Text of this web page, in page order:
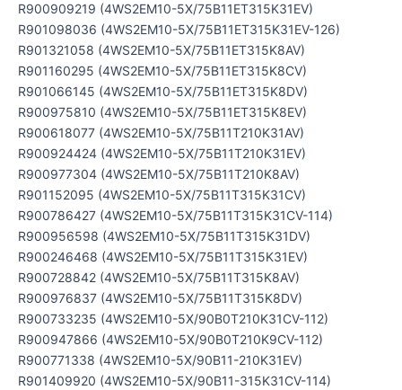
R900909219 (4WS2EM10-5X/75B11ET315K31EV)
R901098036 (4WS2EM10-5X/75B11ET315K31EV-126)
R901321058 (4WS2EM10-5X/75B11ET315K8AV)
R901160295 (4WS2EM10-5X/75B11ET315K8CV)
R901066145 (4WS2EM10-5X/75B11ET315K8DV)
R900975810 (4WS2EM10-5X/75B11ET315K8EV)
R900618077 (4WS2EM10-5X/75B11T210K31AV)
R900924424 (4WS2EM10-5X/75B11T210K31EV)
R900977304 (4WS2EM10-5X/75B11T210K8AV)
R901152095 (4WS2EM10-5X/75B11T315K31CV)
R900786427 (4WS2EM10-5X/75B11T315K31CV-114)
R900956598 (4WS2EM10-5X/75B11T315K31DV)
R900246468 (4WS2EM10-5X/75B11T315K31EV)
R900728842 (4WS2EM10-5X/75B11T315K8AV)
R900976837 (4WS2EM10-5X/75B11T315K8DV)
R900733235 (4WS2EM10-5X/90B0T210K31CV-112)
R900947866 (4WS2EM10-5X/90B0T210K9CV-112)
R900771338 (4WS2EM10-5X/90B11-210K31EV)
R901409920 (4WS2EM10-5X/90B11-315K31CV-114)